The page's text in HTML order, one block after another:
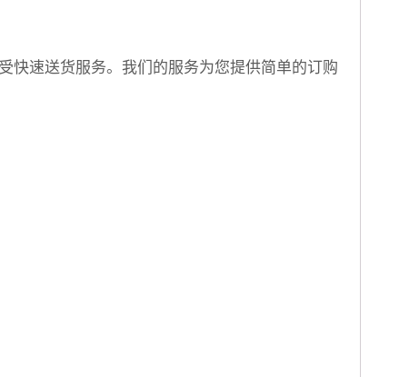
快速送货服务。我们的服务为您提供简单的订购